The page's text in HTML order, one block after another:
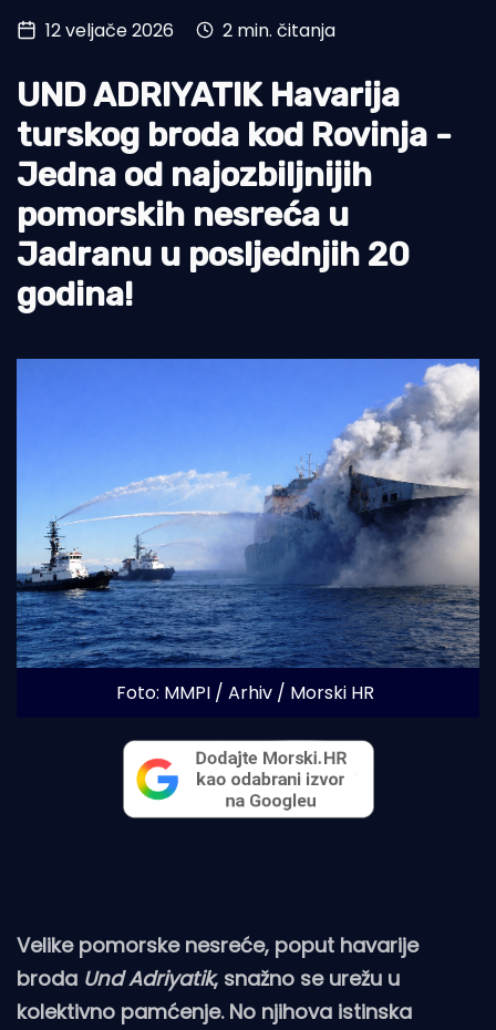
Pomorstvo
Ekologija
Tradicija i kultura
12 veljače 2026 2 min. čitanja
UND ADRIYATIK Havarija
turskog broda kod Rovinja -
Jedna od najozbiljnijih
pomorskih nesreća u
Jadranu u posljednjih 20
godina!
Foto: MMPI / Arhiv / Morski HR
Velike pomorske nesreće, poput havarije
broda Und Adriyatik, snažno se urežu u
kolektivno pamćenje. No njihova istinska